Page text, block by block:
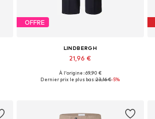
OFFRE
LINDBERGH
21,96 €
Tailles disponibles: 33, 34, 35-36, 38
À l'origine : 69,90 €
Dernier prix le plus bas :23,16 €-5%